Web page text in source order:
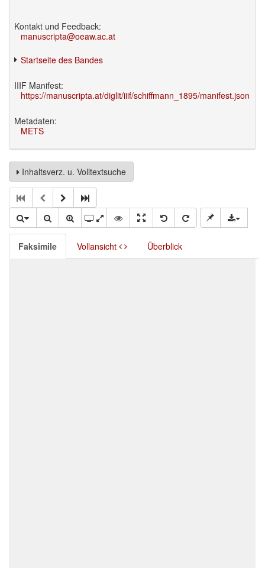
Kontakt und Feedback:
manuscripta@oeaw.ac.at
Startseite des Bandes
IIIF Manifest:
https://manuscripta.at/diglit/iiif/schiffmann_1895/manifest.json
Metadaten:
METS
Inhaltsverz. u. Volltextsuche
Faksimile Vollansicht Überblick